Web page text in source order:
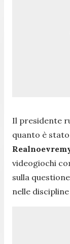
Il presidente
quanto è
videogiochi
sulla
nelle